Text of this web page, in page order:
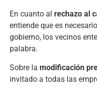
En cuanto al rechazo al
entiende que es
gobierno, los vecinos
palabra.
Sobre la modificación
invitado a todas las